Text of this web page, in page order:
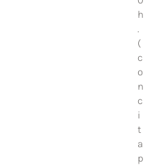
h
.
(
c
o
n
c
i
t
a
p